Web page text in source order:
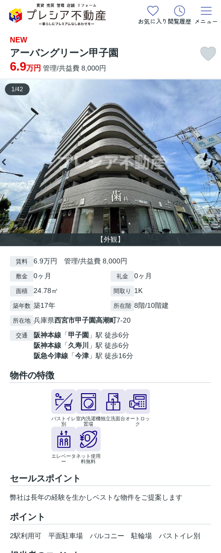
お気に入り 閲覧履歴 メニュー
NEW
アーバングリーン甲子園
6.9万円 管理/共益費 8,000円
【外観】
1 /42
賃料 6.9万円 管理/共益費 8,000円
敷金 0ヶ月 礼金 0ヶ月
面積 24.78㎡ 間取り 1K
築年数 築17年 所在階 8階/10階建
所在地 兵庫県西宮市甲子園高潮町7-20
交通 阪神本線 「甲子園 」駅 徒歩6分
阪神本線 「久寿川
」駅 徒歩6分
阪急今津線 「今津 」駅 徒歩16分
物件の特徴
バストイレ
別
室内洗濯機
置場
独立洗面台オートロッ
ク
エレベータ
ー
ネット使用
料無料
セールスポイント
弊社は長年の経験を生かしベストな物件をご提案します
ポイント
2駅利用可 平面駐車場 バルコニー 駐輪場 バストイレ別